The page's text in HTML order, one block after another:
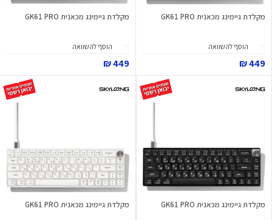
מקלדת גיימינג מכאנית GK61 PRO
הוסף להשוואה
449 ₪
מקלדת גיימינג מכאנית GK61 PRO
הוסף להשוואה
449 ₪
מקלדת גיימינג מכאנית GK61 PRO מקלדת גיימינג מכאנית GK61 PRO